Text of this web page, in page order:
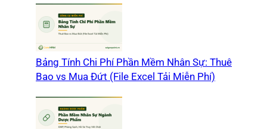
Bảng Tính Chi Phí Phần Mềm Nhân Sự: Thuê
Bao vs Mua Đứt (File Excel Tải Miễn Phí)